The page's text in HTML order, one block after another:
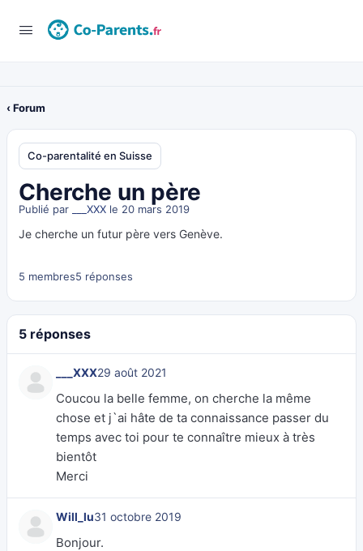
‹ Forum
Co-parentalité en Suisse
Cherche un père
Publié par ___XXX le 20 mars 2019
Je cherche un futur père vers Genève.
5 membres5 réponses
5 réponses
___XXX29 août 2021
Coucou la belle femme, on cherche la même
chose et j`ai hâte de ta connaissance passer du
temps avec toi pour te connaître mieux à très
bientôt
Merci
Will_lu31 octobre 2019
Bonjour.